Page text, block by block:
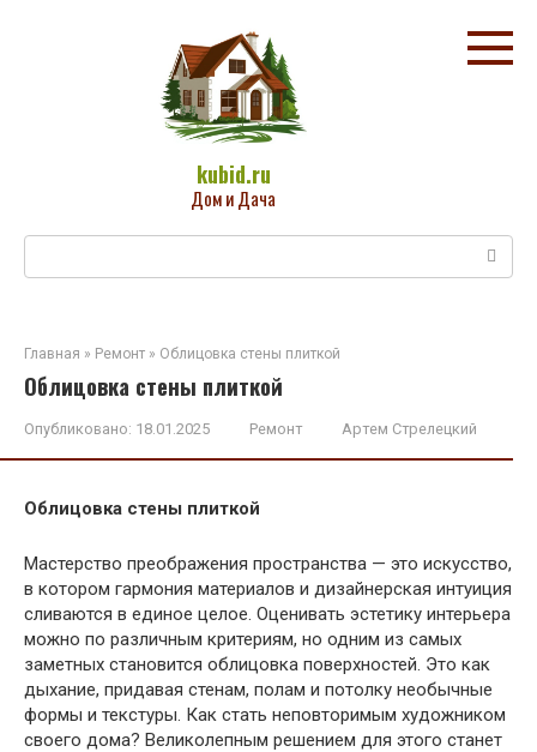
kubid.ru
Дом и Дача
Главная » Ремонт » Облицовка стены плиткой
Облицовка стены плиткой
Опубликовано: 18.01.2025 Ремонт Артем Стрелецкий
Облицовка стены плиткой
Мастерство преображения пространства — это искусство,
в котором гармония материалов и дизайнерская интуиция
сливаются в единое целое. Оценивать эстетику интерьера
можно по различным критериям, но одним из самых
заметных становится облицовка поверхностей. Это как
дыхание, придавая стенам, полам и потолку необычные
формы и текстуры. Как стать неповторимым художником
своего дома? Великолепным решением для этого станет